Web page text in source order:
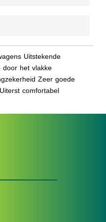
Uitstekende
door het vlakke
Zeer goede
comfortabel